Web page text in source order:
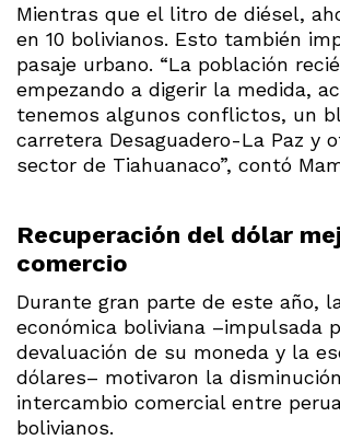
Mientras que el litro de diésel,
en 10 bolivianos. Esto también
pasaje urbano. “La población
empezando a digerir la medida,
tenemos algunos conflictos, un
carretera Desaguadero-La Paz y
sector de Tiahuanaco”, contó
Recuperación del dólar
comercio
Durante gran parte de este año,
económica boliviana –impulsada
devaluación de su moneda y la
dólares– motivaron la
intercambio comercial entre
bolivianos.